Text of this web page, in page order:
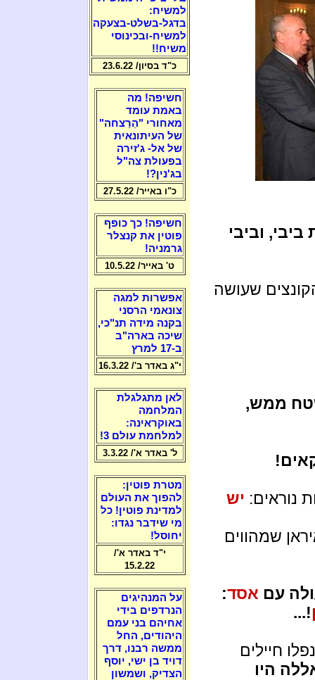
וביבי
שעושה
ממש,
נוראים: יש
שמהווים
עם אסד:
!...
של זיגייר, בשנת 2006 – נפלו חיילים
היו
למשיח:
בדגל-בשלט-בצעקה
למשיח-ובכינוסי
משיח!!
כ"ד בסיון/ 23.6.22
חשיפה! מה
באמת עומד
מאחורי "הֵרַצחה"
של העיתונאית
של אל- ג'זירה
בפעולת צה"ל
בג'נין?!
כ"ו באייר/ 27.5.22
חשיפה! כך כופף
פוטין את קנצלר
גרמניה!
ט' באייר/ 10.5.22
אפשרות למגה
צונאמי הרסני
בקנה מידה תנ"כי,
שיכה בארה"ב
ב-17 למרץ
י"ג באדר ב'/ 16.3.22
לאן מתגלגלת
המלחמה
באוקראינה:
למלחמת עולם 3!
ל' באדר א'/ 3.3.22
מטרת פוטין:
להפוך את העולם
למדינת פוטין! כל
מי שידבר נגדו:
יחוסל!
י"ד באדר א'/
15.2.22
על המנהיגים
הנרדפים בידי
אחיהם בני עמם
היהודים, החל
ממשה רבנו, דרך
דויד בן ישי, יוסף
הצדיק, ושמשון